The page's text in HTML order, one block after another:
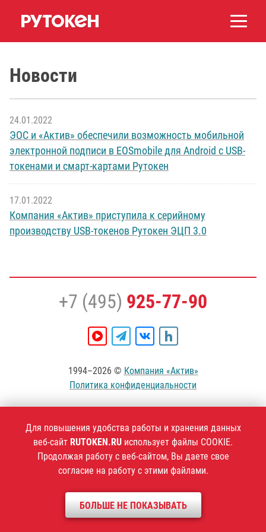
Новости
24.01.2022
ЭОС и «Актив» обеспечили возможность мобильной
электронной подписи в EOSmobile для Android с USB-
токенами и смарт-картами Рутокен
17.01.2022
Компания «Актив» приступила к серийному
производству USB-токенов Рутокен ЭЦП 3.0
+7 (495) 925-77-90
1994–2026 © Компания «Актив»
Политика конфиденциальности
Для повышения удобства работы и хранения данных
веб-сайт RUTOKEN.RU использует файлы COOKIE.
Продолжая работу с веб-сайтом, Вы даете свое
согласие на работу с этими файлами.
БОЛЬШЕ НЕ ПОКАЗЫВАТЬ